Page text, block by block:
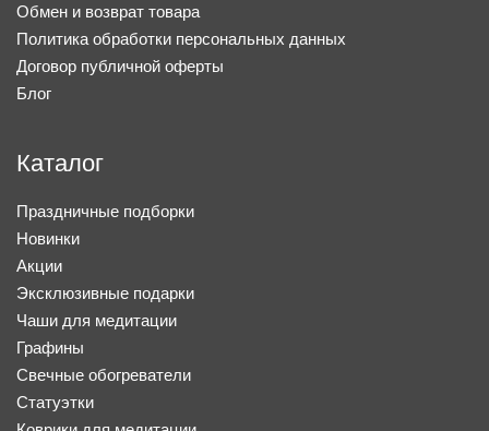
Обмен и возврат товара
Политика обработки персональных данных
Договор публичной оферты
Блог
Каталог
Праздничные подборки
Новинки
Акции
Эксклюзивные подарки
Чаши для медитации
Графины
Свечные обогреватели
Статуэтки